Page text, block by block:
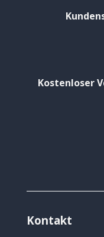
Kostenloser
Kontakt